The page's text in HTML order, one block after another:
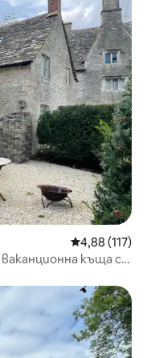
Средна
4,88 (117)
къща с